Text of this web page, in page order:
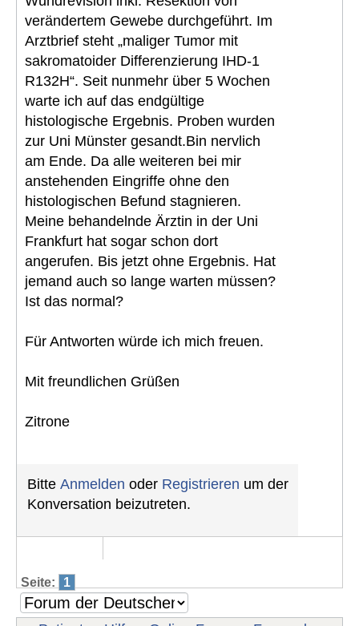
verändertem Gewebe durchgeführt. Im
Arztbrief steht „maliger Tumor mit
sakromatoider Differenzierung IHD-1
R132H“. Seit nunmehr über 5 Wochen
warte ich auf das endgültige
histologische Ergebnis. Proben wurden
zur Uni Münster gesandt.Bin nervlich
am Ende. Da alle weiteren bei mir
anstehenden Eingriffe ohne den
histologischen Befund stagnieren.
Meine behandelnde Ärztin in der Uni
Frankfurt hat sogar schon dort
angerufen. Bis jetzt ohne Ergebnis. Hat
jemand auch so lange warten müssen?
Ist das normal?
Für Antworten würde ich mich freuen.
Mit freundlichen Grüßen
Zitrone
Bitte Anmelden oder Registrieren um der
Konversation beizutreten.
Seite: 1